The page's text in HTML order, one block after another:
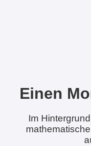
Einen
Im